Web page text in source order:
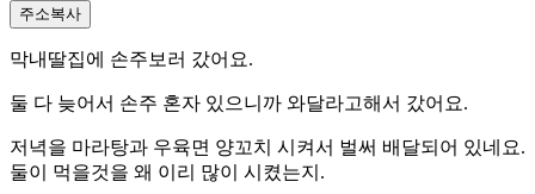
주소복사
막내딸집에 손주보러 갔어요.
둘 다 늦어서 손주 혼자 있으니까 와달라고해서 갔어요.
저녁을 마라탕과 우육면 양꼬치 시켜서 벌써 배달되어 있네요.
둘이 먹을것을 왜 이리 많이 시켰는지.